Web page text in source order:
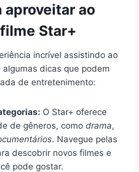
aproveitar ao
Star+
incrível assistindo ao
algumas dicas que podem
de entretenimento:
O Star+ oferece
de gêneros, como drama,
. Navegue pelas
descobrir novos filmes e
pode gostar.